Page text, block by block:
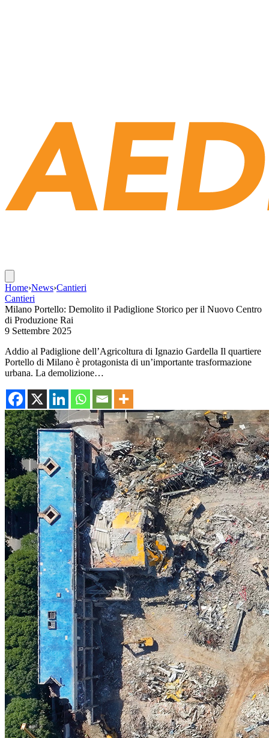
Home›News›Cantieri
Cantieri
Milano Portello: Demolito il Padiglione Storico per il Nuovo Centro
di Produzione Rai
9 Settembre 2025
Addio al Padiglione dell’Agricoltura di Ignazio Gardella Il quartiere
Portello di Milano è protagonista di un’importante trasformazione
urbana. La demolizione…